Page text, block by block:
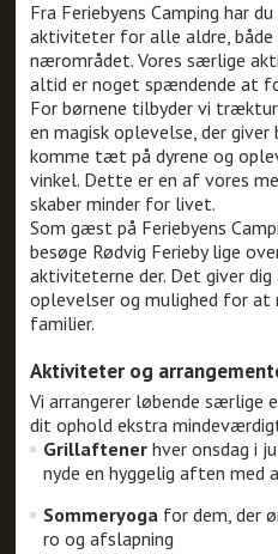
Fra Feriebyens Camping har
aktiviteter for alle aldre, både
nærområdet. Vores særlige
altid er noget spændende at
For børnene tilbyder vi
en magisk oplevelse, der
komme tæt på dyrene og
vinkel. Dette er en af vores
skaber minder for livet.
Som gæst på Feriebyens
besøge Rødvig Ferieby lige
aktiviteterne der. Det giver
oplevelser og mulighed for at
familier.
Aktiviteter og
Vi arrangerer løbende særlige
dit ophold ekstra
Grillaftener hver onsdag i
nyde en hyggelig aften med
Sommeryoga for dem, der
ro og afslapning